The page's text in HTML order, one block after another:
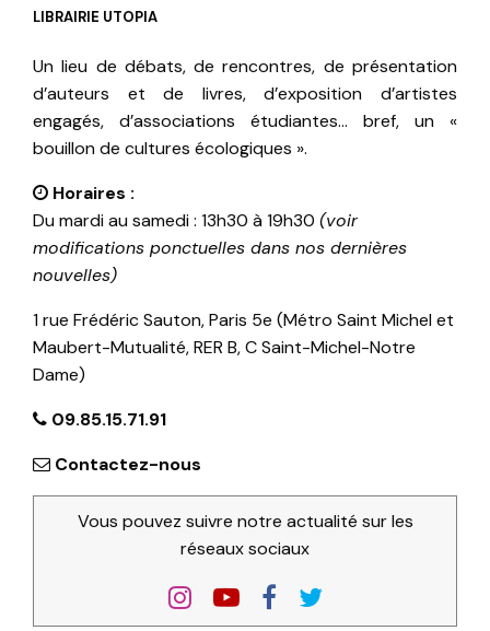
LIBRAIRIE UTOPIA
Un lieu de débats, de rencontres, de présentation
d’auteurs et de livres, d’exposition d’artistes
engagés, d’associations étudiantes… bref, un «
bouillon de cultures écologiques ».
Horaires :
Du mardi au samedi : 13h30 à 19h30 (voir
modifications ponctuelles dans nos dernières
nouvelles)
1 rue Frédéric Sauton, Paris 5e (Métro Saint Michel et
Maubert-Mutualité, RER B, C Saint-Michel-Notre
Dame)
09.85.15.71.91
Contactez-nous
Vous pouvez suivre notre actualité sur les
réseaux sociaux